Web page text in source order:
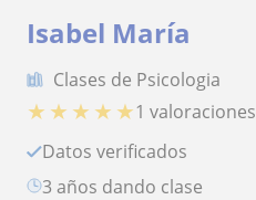
Isabel María
Clases de Psicologia
★ ★ ★ ★ ★1 valoraciones
Datos verificados
3 años dando clase